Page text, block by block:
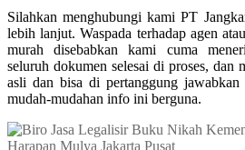
Silahkan menghubungi kami PT
lebih lanjut. Waspada terhadap agen
murah disebabkan kami cuma
seluruh dokumen selesai di proses, dan
asli dan bisa di pertanggung jawabkan
mudah-mudahan info ini berguna.